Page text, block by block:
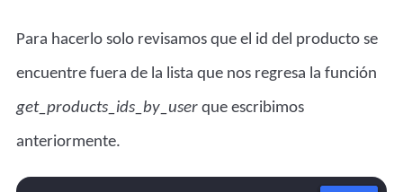
Para hacerlo solo revisamos que el id del producto se
encuentre fuera de la lista que nos regresa la función
get_products_ids_by_userque escribimos
anteriormente.